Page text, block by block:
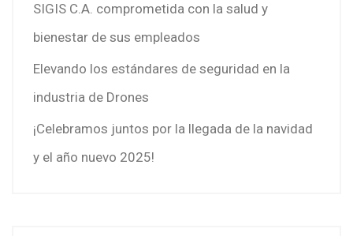
SIGIS C.A. comprometida con la salud y
bienestar de sus empleados
Elevando los estándares de seguridad en la
industria de Drones
¡Celebramos juntos por la llegada de la navidad
y el año nuevo 2025!